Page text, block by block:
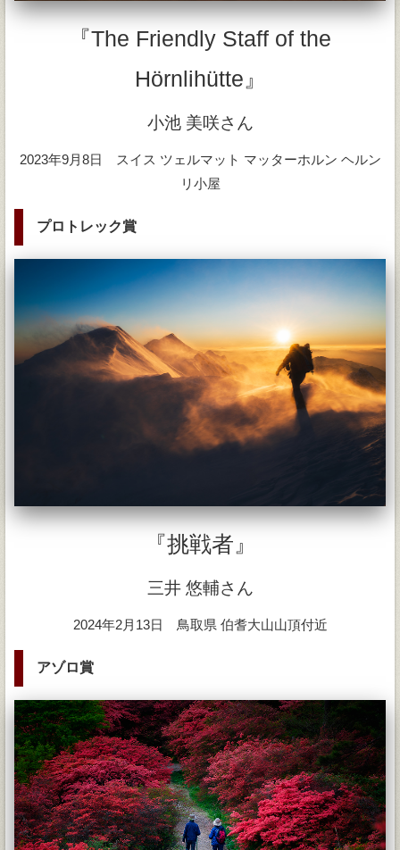
『The Friendly Staff of the
Hörnlihütte』
小池 美咲さん
2023年9月8日 スイス ツェルマット マッターホルン ヘルン
リ小屋
プロトレック賞
『挑戦者』
三井 悠輔さん
2024年2月13日 鳥取県 伯耆大山山頂付近
アゾロ賞